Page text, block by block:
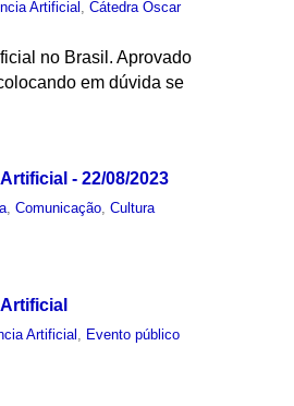
Artificial ,Cátedra Oscar
no Brasil. Aprovado
em dúvida se
- 22/08/2023
,Comunicação,Cultura
Artificial, Evento público